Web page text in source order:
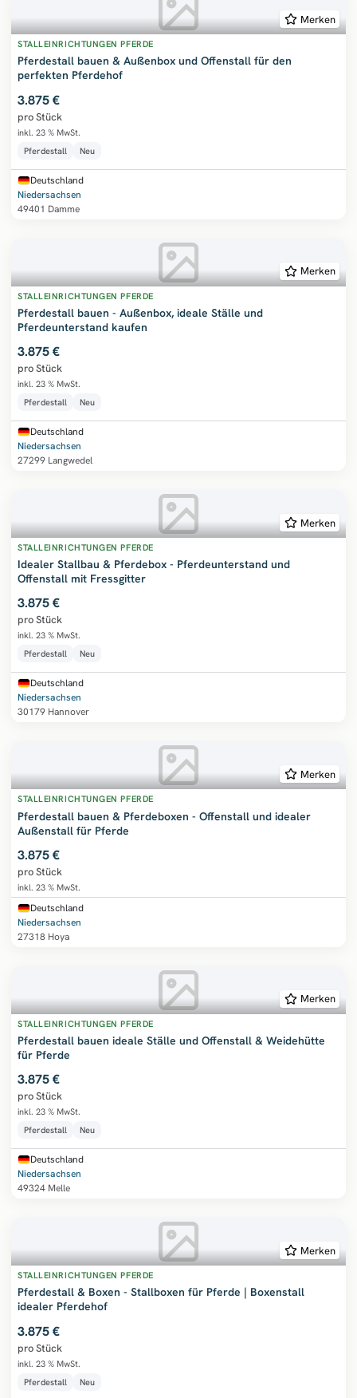
Merken
STALLEINRICHTUNGEN PFERDE
Pferdestall bauen & Außenbox und Offenstall für den
perfekten Pferdehof
3.875 €
pro Stück
inkl. 23 % MwSt.
Pferdestall
Neu
Deutschland
Niedersachsen
49401 Damme
Merken
STALLEINRICHTUNGEN PFERDE
Pferdestall bauen - Außenbox, ideale Ställe und
Pferdeunterstand kaufen
3.875 €
pro Stück
inkl. 23 % MwSt.
Pferdestall
Neu
Deutschland
Niedersachsen
27299 Langwedel
Merken
STALLEINRICHTUNGEN PFERDE
Idealer Stallbau & Pferdebox - Pferdeunterstand und
Offenstall mit Fressgitter
3.875 €
pro Stück
inkl. 23 % MwSt.
Pferdestall
Neu
Deutschland
Niedersachsen
30179 Hannover
Merken
STALLEINRICHTUNGEN PFERDE
Pferdestall bauen & Pferdeboxen - Offenstall und idealer
Außenstall für Pferde
3.875 €
pro Stück
inkl. 23 % MwSt.
Deutschland
Niedersachsen
27318 Hoya
Merken
STALLEINRICHTUNGEN PFERDE
Pferdestall bauen ideale Ställe und Offenstall & Weidehütte
für Pferde
3.875 €
pro Stück
inkl. 23 % MwSt.
Pferdestall
Neu
Deutschland
Niedersachsen
49324 Melle
Merken
STALLEINRICHTUNGEN PFERDE
Pferdestall & Boxen - Stallboxen für Pferde | Boxenstall
idealer Pferdehof
3.875 €
pro Stück
inkl. 23 % MwSt.
Pferdestall
Neu